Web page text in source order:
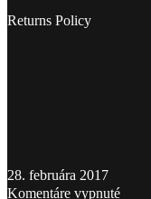
Returns Policy
28. februára 2017
Komentáre vypnuténa